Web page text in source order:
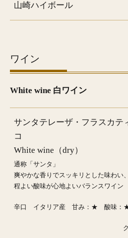
山崎ハイボール
ワイン
White wine 白ワイン
サンタテレーザ・フラスカテ
コ
White wine（dry）
通称「サンタ」
爽やかな香りでスッキリとした味わい、
程よい酸味が心地よいバランスワイン
辛口 イタリア産 甘み：★ 酸